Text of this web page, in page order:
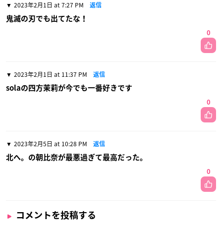
2023年2月1日 at 7:27 PM 返信
鬼滅の刃でも出てたな！
0
2023年2月1日 at 11:37 PM 返信
solaの四方茉莉が今でも一番好きです
0
2023年2月5日 at 10:28 PM 返信
北へ。の朝比奈が最悪過ぎて最高だった。
0
コメントを投稿する